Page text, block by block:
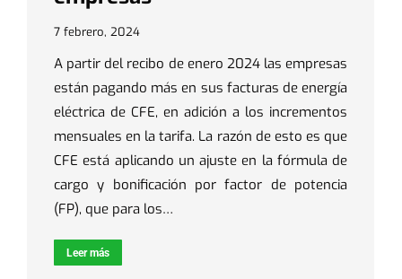
7 febrero, 2024
A partir del recibo de enero 2024 las empresas
están pagando más en sus facturas de energía
eléctrica de CFE, en adición a los incrementos
mensuales en la tarifa. La razón de esto es que
CFE está aplicando un ajuste en la fórmula de
cargo y bonificación por factor de potencia
(FP), que para los…
Leer más